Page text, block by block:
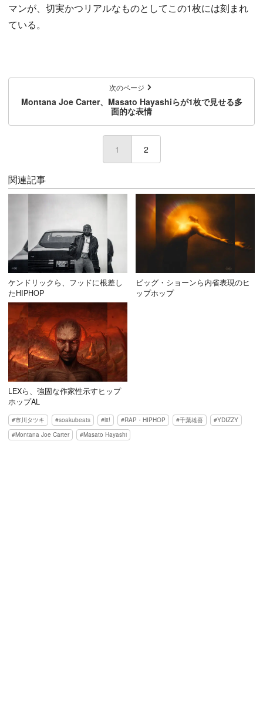
マンが、切実かつリアルなものとしてこの1枚には刻まれ
ている。
次のページ
Montana Joe Carter、Masato Hayashiらが1枚で見せる多
面的な表情
1 (current)
2
関連記事
ケンドリックら、フッドに根差し
たHIPHOP
ビッグ・ショーンら内省表現のヒ
ップホップ
LEXら、強固な作家性示すヒップ
ホップAL
市川タツキ soakubeats lit! RAP・HIPHOP 千葉雄喜
YDIZZY
Montana Joe Carter
Masato Hayashi